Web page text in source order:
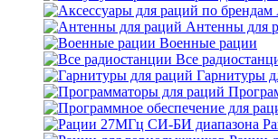
Антенны для
Военные рации
Все
Гарнитуры